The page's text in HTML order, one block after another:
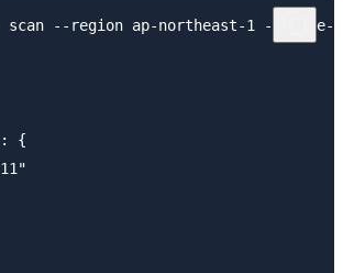
scan --region ap-northeast-1 --table-
{